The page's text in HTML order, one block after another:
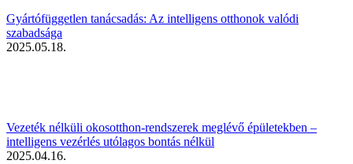
Gyártófüggetlen tanácsadás: Az intelligens otthonok valódi
szabadsága
2025.05.18.
Vezeték nélküli okosotthon-rendszerek meglévő épületekben –
intelligens vezérlés utólagos bontás nélkül
2025.04.16.